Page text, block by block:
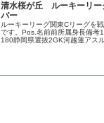
清水桜が丘 ルーキーリー
バー
ルーキーリーグ関東Cリーグを
です。Pos.名前前所属身長備考
180静岡県選抜2GK河越蓮アス